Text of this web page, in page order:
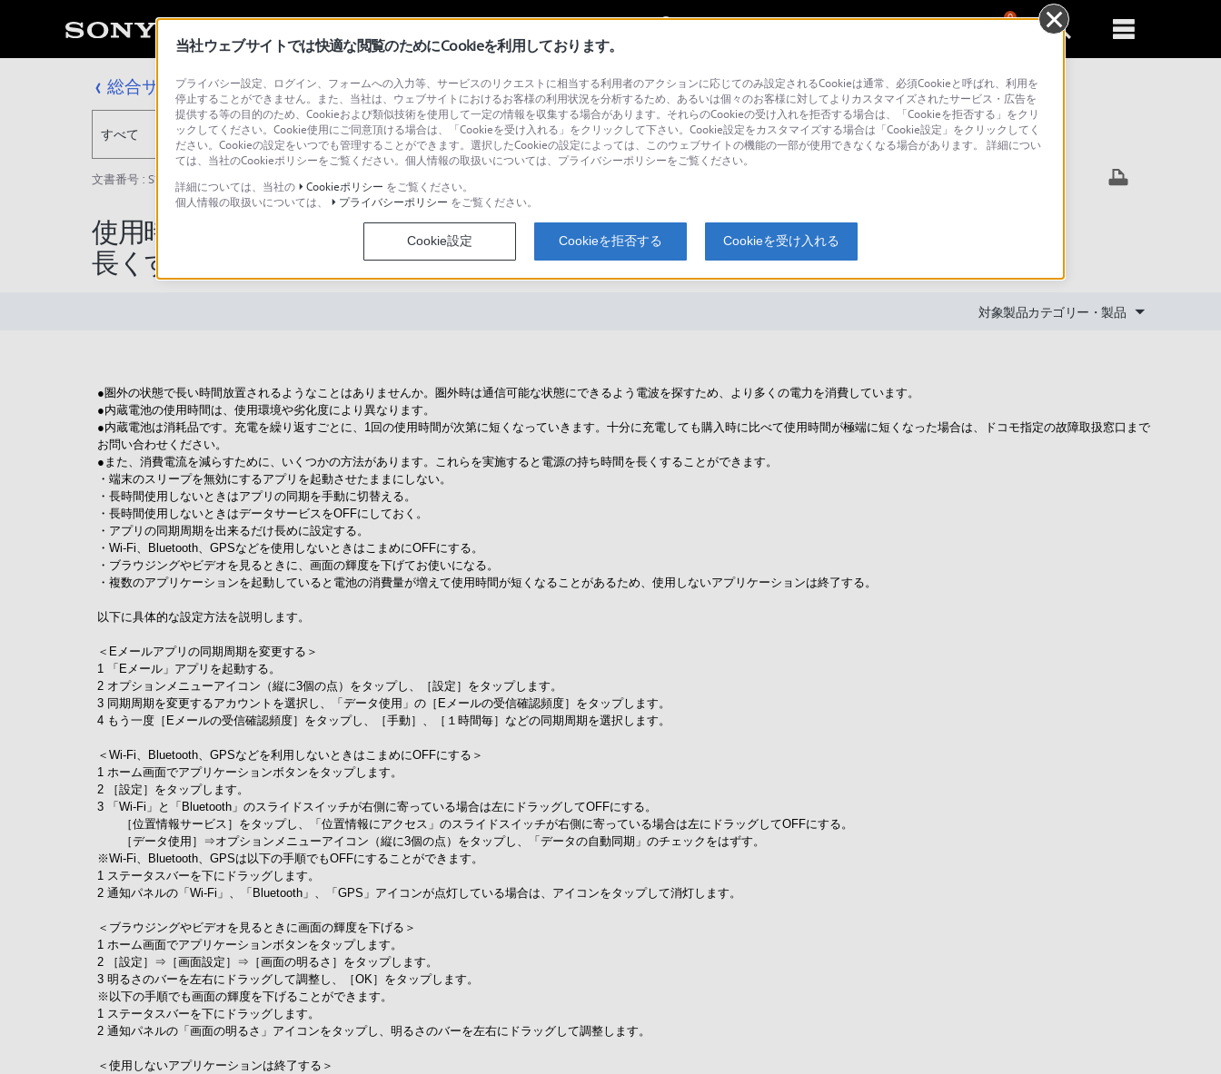
0
総合サポート・お問い合わせ
すべて 検索
文書番号 : S1505017015472 / 最終更新日 : 2025/03/11
使用時間が短く、すぐ電池が切れてしまいます。 電源の持ち時間を
長くする方法を教えてください。
対象製品カテゴリー・製品
●圏外の状態で長い時間放置されるようなことはありませんか。圏外時は通信可能な状態にできるよう電波を探すため、より多くの電力を消費しています。
●内蔵電池の使用時間は、使用環境や劣化度により異なります。
●内蔵電池は消耗品です。充電を繰り返すごとに、1回の使用時間が次第に短くなっていきます。十分に充電しても購入時に比べて使用時間が極端に短くなった場合は、ドコモ指定の故障取扱窓口まで
お問い合わせください。
●また、消費電流を減らすために、いくつかの方法があります。これらを実施すると電源の持ち時間を長くすることができます。
・端末のスリープを無効にするアプリを起動させたままにしない。
・長時間使用しないときはアプリの同期を手動に切替える。
・長時間使用しないときはデータサービスをOFFにしておく。
・アプリの同期周期を出来るだけ長めに設定する。
・Wi-Fi、Bluetooth、GPSなどを使用しないときはこまめにOFFにする。
・ブラウジングやビデオを見るときに、画面の輝度を下げてお使いになる。
・複数のアプリケーションを起動していると電池の消費量が増えて使用時間が短くなることがあるため、使用しないアプリケーションは終了する。
以下に具体的な設定方法を説明します。
＜Eメールアプリの同期周期を変更する＞
1 「Eメール」アプリを起動する。
2 オプションメニューアイコン（縦に3個の点）をタップし、［設定］をタップします。
3 同期周期を変更するアカウントを選択し、「データ使用」の［Eメールの受信確認頻度］をタップします。
4 もう一度［Eメールの受信確認頻度］をタップし、［手動］、［１時間毎］などの同期周期を選択します。
＜Wi-Fi、Bluetooth、GPSなどを利用しないときはこまめにOFFにする＞
1 ホーム画面でアプリケーションボタンをタップします。
2 ［設定］をタップします。
3 「Wi-Fi」と「Bluetooth」のスライドスイッチが右側に寄っている場合は左にドラッグしてOFFにする。
［位置情報サービス］をタップし、「位置情報にアクセス」のスライドスイッチが右側に寄っている場合は左にドラッグしてOFFにする。
［データ使用］⇒オプションメニューアイコン（縦に3個の点）をタップし、「データの自動同期」のチェックをはずす。
※Wi-Fi、Bluetooth、GPSは以下の手順でもOFFにすることができます。
1 ステータスバーを下にドラッグします。
2 通知パネルの「Wi-Fi」、「Bluetooth」、「GPS」アイコンが点灯している場合は、アイコンをタップして消灯します。
＜ブラウジングやビデオを見るときに画面の輝度を下げる＞
1 ホーム画面でアプリケーションボタンをタップします。
2 ［設定］⇒［画面設定］⇒［画面の明るさ］をタップします。
3 明るさのバーを左右にドラッグして調整し、［OK］をタップします。
※以下の手順でも画面の輝度を下げることができます。
1 ステータスバーを下にドラッグします。
2 通知パネルの「画面の明るさ」アイコンをタップし、明るさのバーを左右にドラッグして調整します。
＜使用しないアプリケーションは終了する＞
当社ウェブサイトでは快適な閲覧のためにCookieを利用しております。
プライバシー設定、ログイン、フォームへの入力等、サービスのリクエストに相当する利用者のアクションに応じてのみ設定されるCookieは通常、必須Cookieと呼ばれ、利用を
停止することができません。また、当社は、ウェブサイトにおけるお客様の利用状況を分析するため、あるいは個々のお客様に対してよりカスタマイズされたサービス・広告を
提供する等の目的のため、Cookieおよび類似技術を使用して一定の情報を収集する場合があります。それらのCookieの受け入れを拒否する場合は、「Cookieを拒否する」をクリ
ックしてください。Cookie使用にご同意頂ける場合は、「Cookieを受け入れる」をクリックして下さい。Cookie設定をカスタマイズする場合は「Cookie設定」をクリックしてく
ださい。Cookieの設定をいつでも管理することができます。選択したCookieの設定によっては、このウェブサイトの機能の一部が使用できなくなる場合があります。 詳細につい
ては、当社のCookieポリシーをご覧ください。個人情報の取扱いについては、プライバシーポリシーをご覧ください。
詳細については、当社の
Cookieポリシー をご覧ください。
個人情報の取扱いについては、
プライバシーポリシー をご覧ください。
Cookie設定 Cookieを拒否する Cookieを受け入れる